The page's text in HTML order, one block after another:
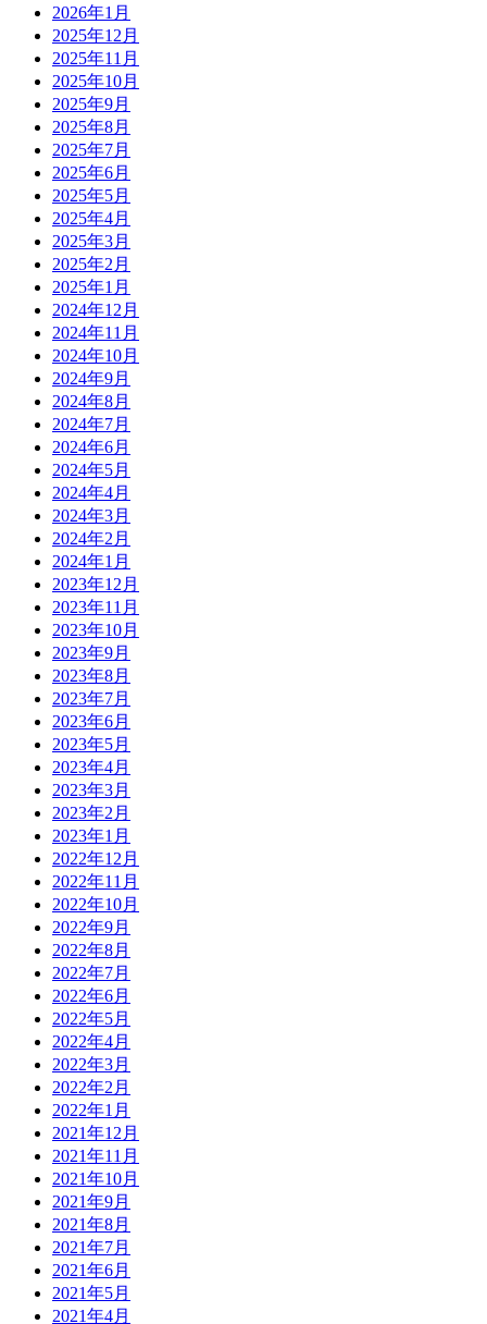
2026年1月
2025年12月
2025年11月
2025年10月
2025年9月
2025年8月
2025年7月
2025年6月
2025年5月
2025年4月
2025年3月
2025年2月
2025年1月
2024年12月
2024年11月
2024年10月
2024年9月
2024年8月
2024年7月
2024年6月
2024年5月
2024年4月
2024年3月
2024年2月
2024年1月
2023年12月
2023年11月
2023年10月
2023年9月
2023年8月
2023年7月
2023年6月
2023年5月
2023年4月
2023年3月
2023年2月
2023年1月
2022年12月
2022年11月
2022年10月
2022年9月
2022年8月
2022年7月
2022年6月
2022年5月
2022年4月
2022年3月
2022年2月
2022年1月
2021年12月
2021年11月
2021年10月
2021年9月
2021年8月
2021年7月
2021年6月
2021年5月
2021年4月